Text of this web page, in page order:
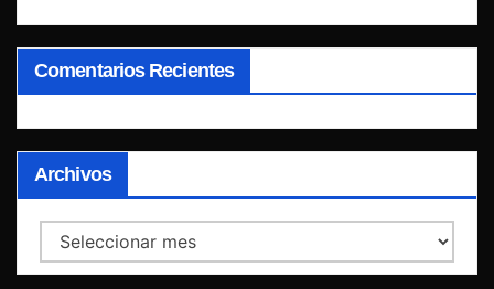
Comentarios Recientes
Archivos
Archivos